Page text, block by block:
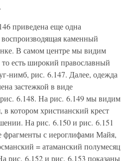
приведена еще одна
воспроизводящая каменный
В самом центре мы видим
широкий православный
нимб, рис. 6.147. Далее, одежда
застежкой в виде
рис. 6.148. На рис. 6.149 мы видим
котором христианский крест
На рис. 6.150 и рис. 6.151
фрагменты с иероглифами Майя,
= атаманский полумесяц
рис. 6.152 и рис. 6.153 показаны